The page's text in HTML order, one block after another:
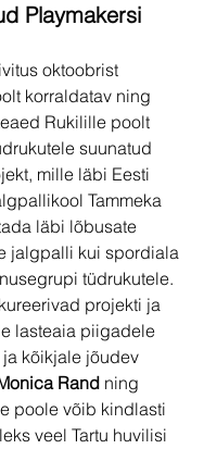
Playmakersi
oktoobrist
korraldatav ning
Rukilille poolt
suunatud
mille läbi Eesti
Tammeka
läbi lõbusate
jalgpalli kui spordiala
tüdrukutele.
projekti ja
lasteaia piigadele
kõikjale jõudev
Rand ning
poole võib kindlasti
veel Tartu huvilisi